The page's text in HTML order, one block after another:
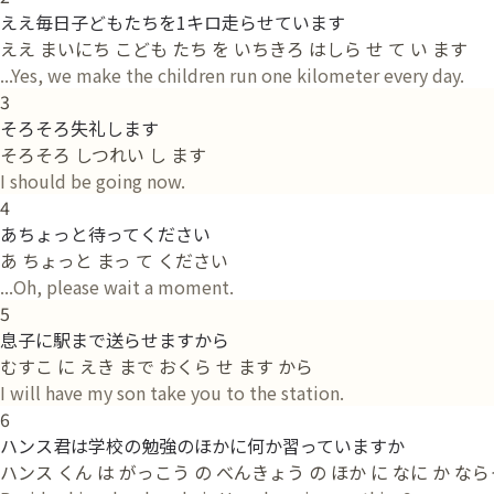
ええ毎日子どもたちを1キロ走らせています
ええ まいにち こども たち を いちきろ はしら せ て い ます
...Yes, we make the children run one kilometer every day.
3
そろそろ失礼します
そろそろ しつれい し ます
I should be going now.
4
あちょっと待ってください
あ ちょっと まっ て ください
...Oh, please wait a moment.
5
息子に駅まで送らせますから
むすこ に えき まで おくら せ ます から
I will have my son take you to the station.
6
ハンス君は学校の勉強のほかに何か習っていますか
ハンス くん は がっこう の べんきょう の ほか に なに か な